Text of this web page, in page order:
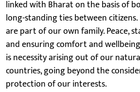
linked with Bharat on the basis of
long-standing ties between
are part of our own family. Peace,
and ensuring comfort and
is necessity arising out of our
countries, going beyond the
protection of our interests.